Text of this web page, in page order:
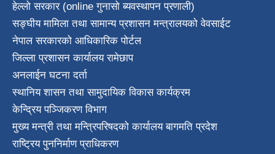
हेल्लो सरकार (online गुनासो ब्यवस्थापन प्रणाली)
सङ्घीय मामिला तथा सामान्य प्रशासन मन्त्रालयको वेवसाईट
नेपाल सरकारको आधिकारिक पोर्टल
जिल्ला प्रशासन कार्यालय रामेछाप
अनलाईन घटना दर्ता
स्थानिय शासन तथा सामुदायिक विकास कार्यक्रम
केन्द्रिय पञ्जिकरण विभाग
मुख्य मन्त्री तथा मन्त्रिपरिषदको कार्यालय बागमति प्रदेश
राष्ट्रिय पुननिर्माण प्राधिकरण